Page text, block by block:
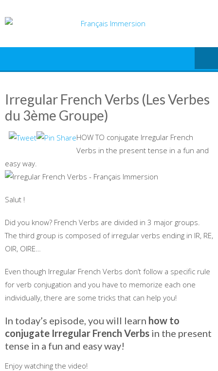
to
Irregular French Verbs (Les Verbes
du 3ème Groupe)
HOW TO conjugate Irregular French
Verbs in the present tense in a fun and
easy way.
Salut !
Did you know? French Verbs are divided in 3 major groups.
The third group is composed of irregular verbs ending in IR, RE,
OIR, OIRE…
Even though Irregular French Verbs don’t follow a specific rule
for verb conjugation and you have to memorize each one
individually, there are some tricks that can help you!
In today’s episode, you will learn how to
conjugate Irregular French Verbs in the present
tense in a fun and easy way!
Enjoy watching the video!